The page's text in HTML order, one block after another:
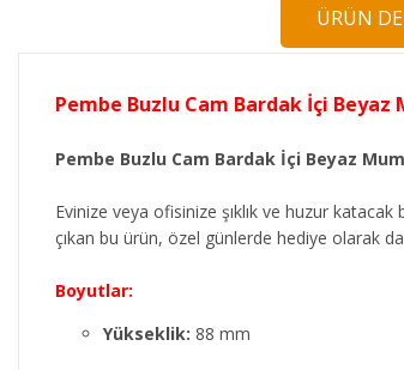
ÜRÜN
Pembe Buzlu Cam Bardak İçi
Pembe Buzlu Cam Bardak İçi Beyaz Mum
Evinize veya ofisinize şıklık ve huzur
çıkan bu ürün, özel günlerde hediye olarak
Boyutlar:
Yükseklik: 88 mm